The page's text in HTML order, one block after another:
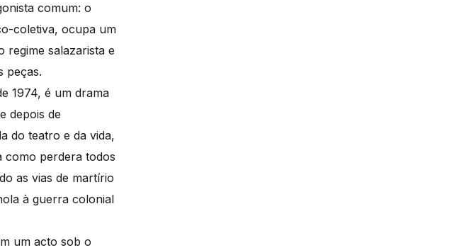
comum: o
coletiva, ocupa um
regime salazarista e
peças.
1974, é um drama
depois de
do teatro e da vida,
como perdera todos
as vias de martírio
à guerra colonial
um acto sob o